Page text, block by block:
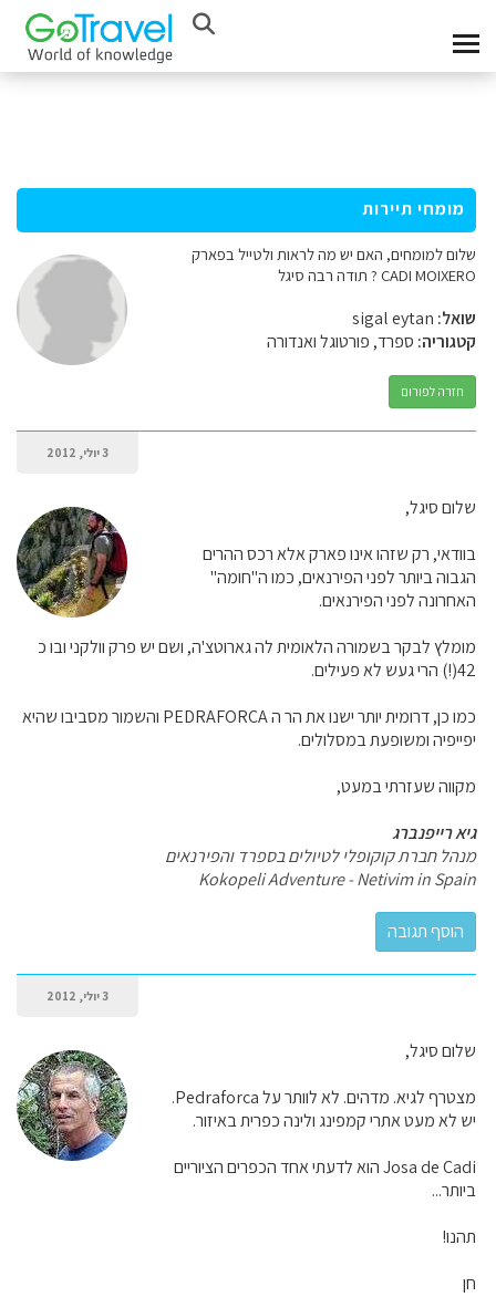
מומחי תיירות
שלום למומחים, האם יש מה לראות ולטייל בפארק
CADI MOIXERO ? תודה רבה סיגל
שואל:
קטגוריה: ספרד, פורטוגל ואנדורה
חזרה לפורום
3 יולי, 2012
שלום סיגל,
בוודאי, רק שזהו אינו פארק אלא רכס ההרים
הגבוה ביותר לפני הפירנאים, כמו ה"חומה"
האחרונה לפני הפירנאים.
מומלץ לבקר בשמורה הלאומית לה גארוטצ'ה, ושם יש פרק וולקני ובו כ
42(!) הרי געש לא פעילים.
כמו כן, דרומית יותר ישנו את הר ה PEDRAFORCA והשמור מסביבו שהיא
יפייפיה ומשופעת במסלולים.
מקווה שעזרתי במעט,
גיא רייפנברג
מנהל חברת קוקופלי לטיולים בספרד והפירנאים
Kokopeli Adventure - Netivim in Spain
3 יולי, 2012
שלום סיגל,
מצטרף לגיא. מדהים. לא לוותר על Pedraforca.
יש לא מעט אתרי קמפינג ולינה כפרית באיזור.
Josa de Cadi הוא לדעתי אחד הכפרים הציוריים
ביותר...
תהנו!
חן